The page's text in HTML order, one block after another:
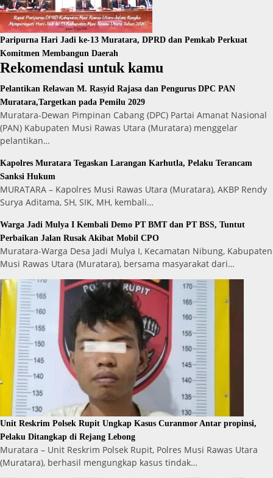
Paripurna Hari Jadi ke-13 Muratara, DPRD dan Pemkab Perkuat
Komitmen Membangun Daerah
Rekomendasi untuk kamu
Pelantikan Relawan M. Rasyid Rajasa dan Pengurus DPC PAN
Muratara,Targetkan pada Pemilu 2029
Muratara-Dewan Pimpinan Cabang (DPC) Partai Amanat Nasional
(PAN) Kabupaten Musi Rawas Utara (Muratara) menggelar
pelantikan…
Kapolres Muratara Tegaskan Larangan Karhutla, Pelaku Terancam
Sanksi Hukum
MURATARA – Kapolres Musi Rawas Utara (Muratara), AKBP Rendy
Surya Aditama, SH, SIK, MH, kembali…
Warga Jadi Mulya I Kembali Demo PT BMT dan PT BSS, Tuntut
Perbaikan Jalan Rusak Akibat Mobil CPO
Muratara-Warga Desa Jadi Mulya I, Kecamatan Nibung, Kabupaten
Musi Rawas Utara (Muratara), bersama masyarakat dari…
Unit Reskrim Polsek Rupit Ungkap Kasus Curanmor Antar propinsi,
Pelaku Ditangkap di Rejang Lebong
Muratara – Unit Reskrim Polsek Rupit, Polres Musi Rawas Utara
(Muratara), berhasil mengungkap kasus tindak…